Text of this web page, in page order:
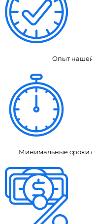
Опыт нашей
Минимальные сроки